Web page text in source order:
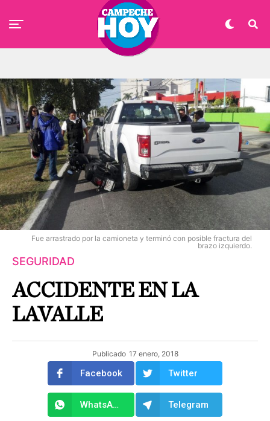
Fue arrastrado por la camioneta y terminó con posible fractura del
brazo izquierdo.
SEGURIDAD
ACCIDENTE EN LA
LAVALLE
Publicado 17 enero, 2018
Facebook Twitter
WhatsApp Telegram